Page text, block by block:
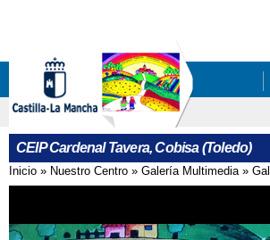
CEIP Cardenal Tavera, Cobisa (Toledo)
Se encuentra usted
Inicio » Nuestro Centro » Galería Multimedia»